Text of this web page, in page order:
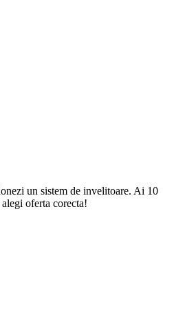
un sistem de invelitoare. Ai 10
oferta corecta!